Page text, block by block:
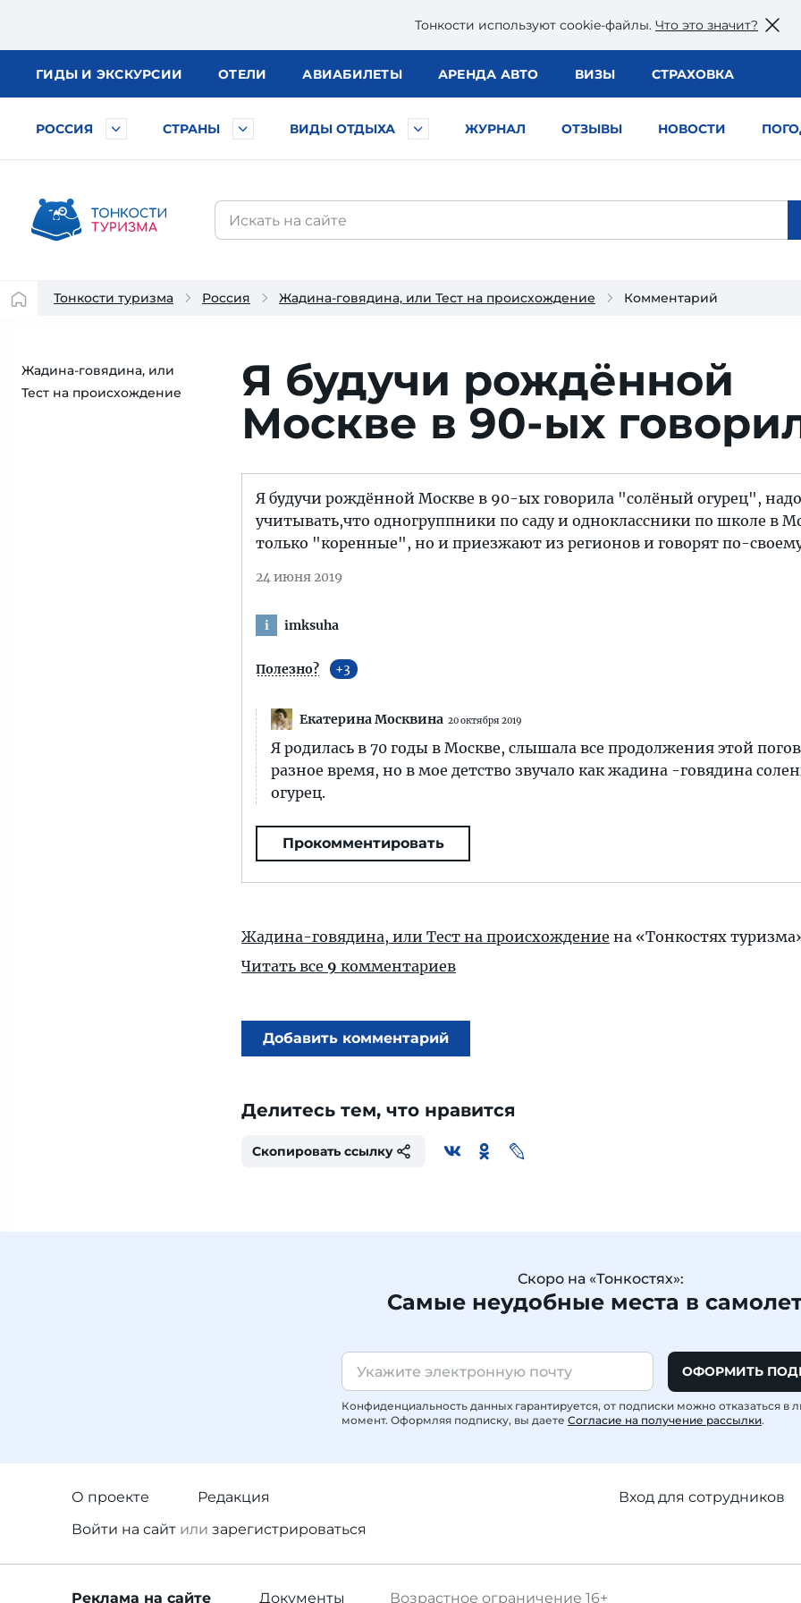
Тонкости используют сookie-файлы. Что это значит?
ГИДЫ И ЭКСКУРСИИ ОТЕЛИ АВИАБИЛЕТЫ АРЕНДА АВТО ВИЗЫ СТРАХОВКА
РОССИЯ СТРАНЫ ВИДЫ ОТДЫХА ЖУРНАЛ ОТЗЫВЫ НОВОСТИ
Тонкости туризма Россия Жадина-говядина, или Тест на происхождение Комментарий
Жадина-говядина, или
Тест на происхождение
Я будучи рождённой
Москве в 90-ых
Я будучи рождённой Москве в 90-ых говорила "солёный огурец", надо
учитывать,что одногруппники по саду и одноклассники по школе в
только "коренные", но и приезжают из регионов и говорят по-
24 июня 2019
i imksuha
Полезно? 3
Екатерина Москвина 20 октября 2019
Я родилась в 70 годы в Москве, слышала все продолжения этой
разное время, но в мое детство звучало как жадина -говядина
огурец.
Прокомментировать
Жадина-говядина, или Тест на происхождение на «Тонкостях
Читать все 9 комментариев
Добавить комментарий
Делитесь тем, что нравится
Скопировать ссылку
Скоро на «Тонкостях»:
Самые неудобные места в
ОФОРМИТЬ
Конфиденциальность данных гарантируется, от подписки можно отказаться в
момент. Оформляя подписку, вы даете Согласие на получение рассылки.
О проекте
Редакция
Войти на сайт или зарегистрироваться
Вход для сотрудников
Возрастное ограничение 16+
Реклама на сайте Документы